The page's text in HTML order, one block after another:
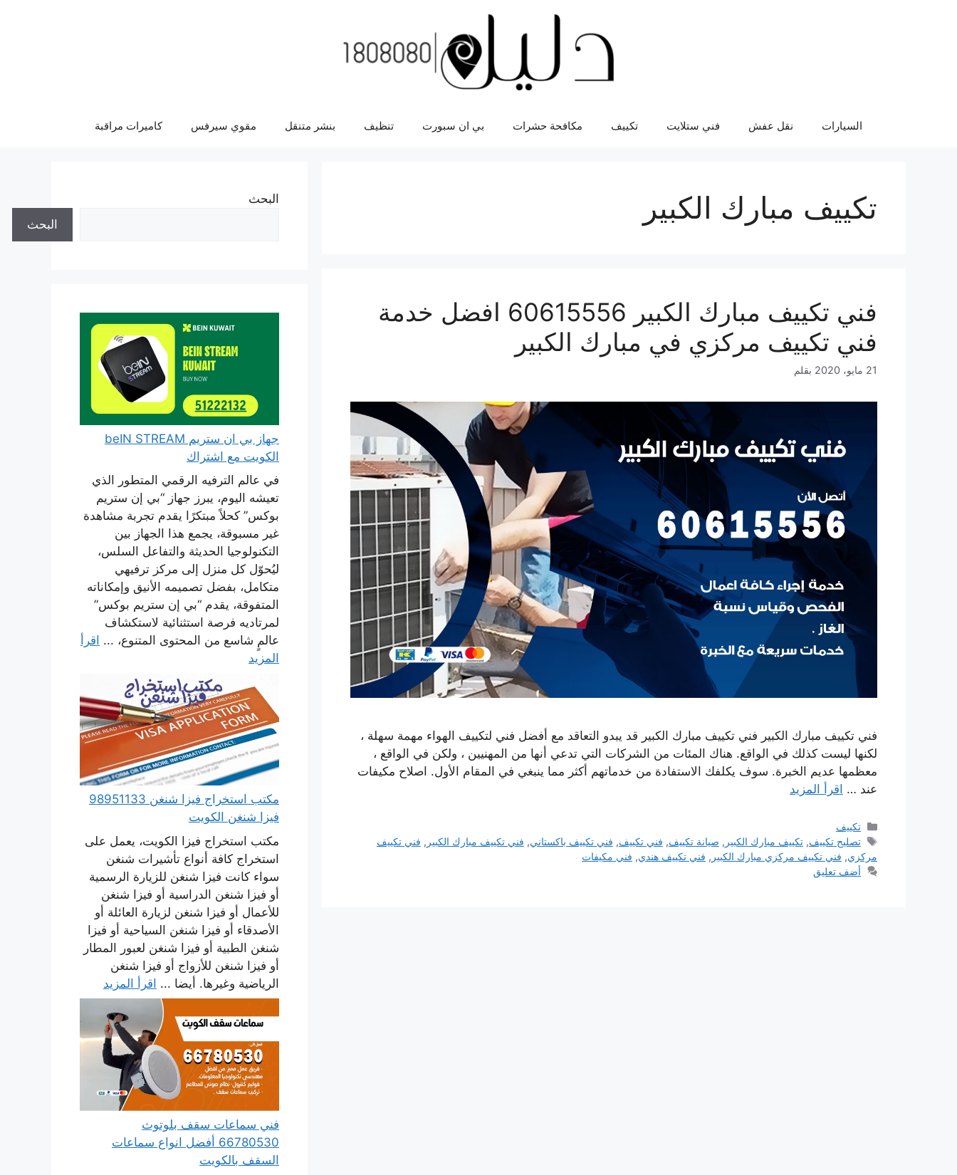
السيارات نقل عفش فني ستلايت تكييف مكافحة حشرات بي ان سبورت تنظيف بنشر متنقل مقوي سيرفس كاميرات مراقبة
تكييف مبارك الكبير
فني تكييف مبارك الكبير 60615556 افضل خدمة
فني تكييف مركزي في مبارك الكبير
21 مايو، 2020 بقلم
فني تكييف مبارك الكبير فني تكييف مبارك الكبير قد يبدو التعاقد مع أفضل فني لتكييف الهواء مهمة سهلة ،
لكنها ليست كذلك في الواقع. هناك المئات من الشركات التي تدعي أنها من المهنيين ، ولكن في الواقع ،
معظمها عديم الخبرة. سوف يكلفك الاستفادة من خدماتهم أكثر مما ينبغي في المقام الأول. اصلاح مكيفات
عند … اقرأ المزيد
التصنيفات
تكييف
الوسوم
تصليح تكييف,تكييف مبارك الكبير , صيانة تكييف, فني تكييف, فني تكييف باكستاني, فني تكييف مبارك الكبير , فني تكييف
مركزي, فني تكييف مركزي مبارك الكبير , فني تكييف هندي, فني مكيفات
أضف تعليق
البحث
البحث
جهاز بي ان ستريم beIN STREAM
الكويت مع اشتراك
في عالم الترفيه الرقمي المتطور الذي
تعيشه اليوم، يبرز جهاز “بي إن ستريم
بوكس” كحلاً مبتكرًا يقدم تجربة مشاهدة
غير مسبوقة، يجمع هذا الجهاز بين
التكنولوجيا الحديثة والتفاعل السلس،
ليُحوّل كل منزل إلى مركز ترفيهي
متكامل، بفضل تصميمه الأنيق وإمكاناته
المتفوقة، يقدم “بي إن ستريم بوكس”
لمرتاديه فرصة استثنائية لاستكشاف
عالمٍ شاسع من المحتوى المتنوع، ... اقرأ
المزيد
مكتب استخراج فيزا شنغن 98951133
فيزا شنغن الكويت
مكتب استخراج فيزا الكويت، يعمل على
استخراج كافة أنواع تأشيرات شنغن
سواء كانت فيزا شنغن للزيارة الرسمية
أو فيزا شنغن الدراسية أو فيزا شنغن
للأعمال أو فيزا شنغن لزيارة العائلة أو
الأصدقاء أو فيزا شنغن السياحية أو فيزا
شنغن الطبية أو فيزا شنغن لعبور المطار
أو فيزا شنغن للأزواج أو فيزا شنغن
الرياضية وغيرها. أيضا ... اقرأ المزيد
فني سماعات سقف بلوتوث
66780530 أفضل انواع سماعات
السقف بالكويت